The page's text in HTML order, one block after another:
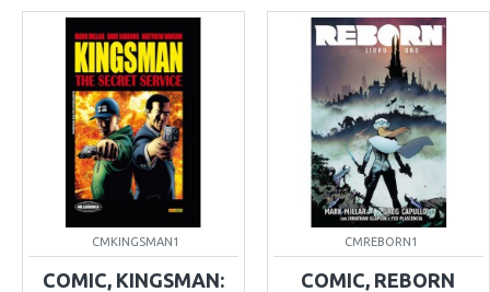
CMKINGSMAN1
COMIC, KINGSMAN:
CMREBORN1
COMIC, REBORN